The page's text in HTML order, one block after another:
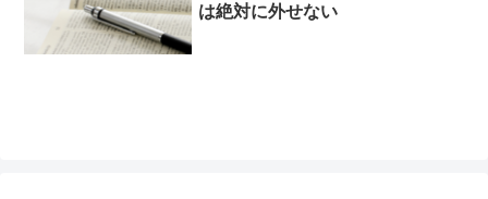
は絶対に外せない